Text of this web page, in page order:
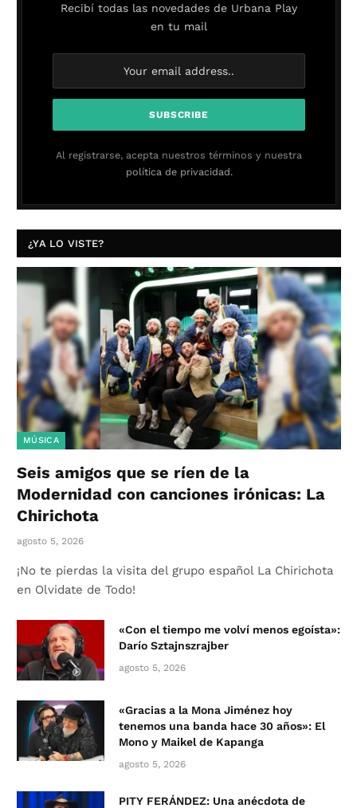
Recibí todas las novedades de Urbana Play
en tu mail
Al registrarse, acepta nuestros términos y nuestra
política de privacidad.
¿YA LO VISTE?
MÚSICA
Seis amigos que se ríen de la
Modernidad con canciones irónicas: La
Chirichota
agosto 5, 2026
¡No te pierdas la visita del grupo español La Chirichota
en Olvidate de Todo!
«Con el tiempo me volví menos egoísta»:
Darío Sztajnszrajber
agosto 5, 2026
«Gracias a la Mona Jiménez hoy
tenemos una banda hace 30 años»: El
Mono y Maikel de Kapanga
agosto 5, 2026
PITY FERÁNDEZ: Una anécdota de